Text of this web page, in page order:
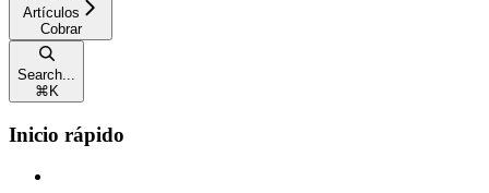
Artículos
Cobrar
Search...
⌘ K
Inicio rápido